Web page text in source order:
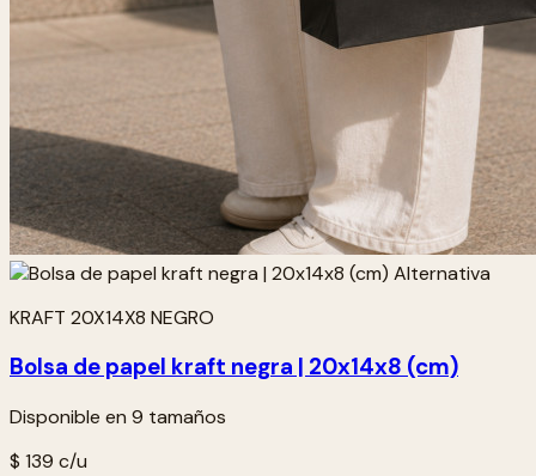
KRAFT 20X14X8 NEGRO
Bolsa de papel kraft negra | 20x14x8 (cm)
Disponible en 9 tamaños
$ 139 c/u